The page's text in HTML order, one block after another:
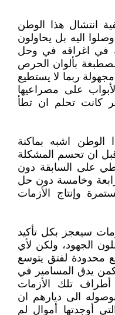
انتشال هذا الوطن
اليه بل يحاولون
في اغراقه في وحل
بألوان الحرص
مجهولة ربما لا يستطيع
على مصراعيها
كانت تحلم ان تطأ
الوطن اشبه بماكنة
ان تحسم المشكلة
على السابقة دون
وخامسة دون حل
وإنتاج الأزمات
سيعجز بكل تأكيد
الجهود، ولكن لأي
محدودة لفتق يتوسع
كمن يدق المسامير في
تلك الأزمات
الى ديارهم ان
أوجدتها أموال لم